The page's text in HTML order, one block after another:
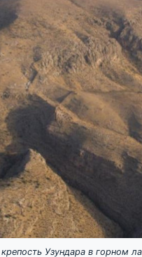
Узундара в горном